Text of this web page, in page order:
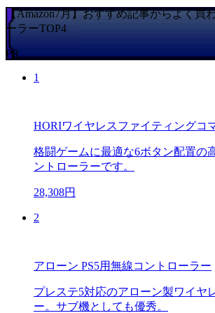
【Amazon7月】おすすめ記事からよく買
ーラーTOP4
PR
1
HORIワイヤレスファイティングコ
格闘ゲームに最適な6ボタン配置の
ントローラーです。
28,308円
2
アローン PS5用無線コントローラー
プレステ5対応のアローン製ワイヤ
ー。サブ機としても優秀。